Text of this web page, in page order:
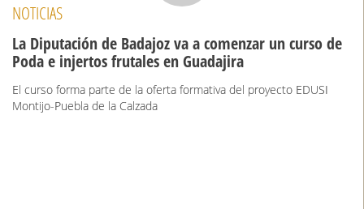
NOTICIAS
La Diputación de Badajoz va a comenzar un curso de
Poda e injertos frutales en Guadajira
El curso forma parte de la oferta formativa del proyecto EDUSI
Montijo-Puebla de la Calzada